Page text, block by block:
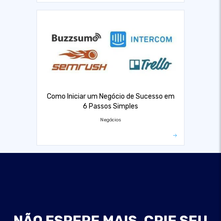
Como Iniciar um Negócio de Sucesso em
6 Passos Simples
Negócios